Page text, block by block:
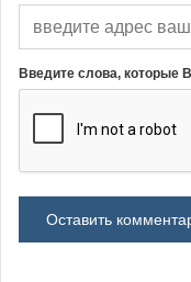
Введите слова, которые